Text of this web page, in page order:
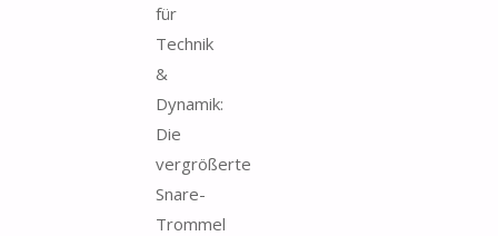
für
Technik
&
Dynamik:
Die
vergrößerte
Snare-
Trommel